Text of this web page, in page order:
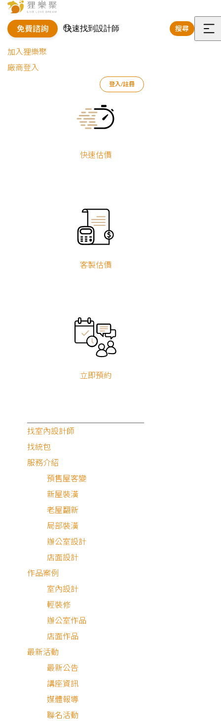
免費諮詢 搜尋
選
加入狸樂聚
廠商登入
登入/註冊
快速估價
客製估價
立即預約
找室內設計師
找統包
服務介紹
預售屋客變
新屋裝潢
老屋翻新
局部裝潢
辦公室設計
店面設計
作品案例
室內設計
輕裝修
辦公室作品
店面作品
最新活動
最新公告
講座資訊
媒體報導
聯名活動
Current:
客製裝潢估價